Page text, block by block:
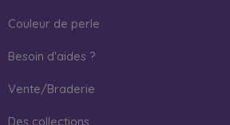
Couleur de perle
Besoin d'aides ?
Vente/Braderie
Des collections